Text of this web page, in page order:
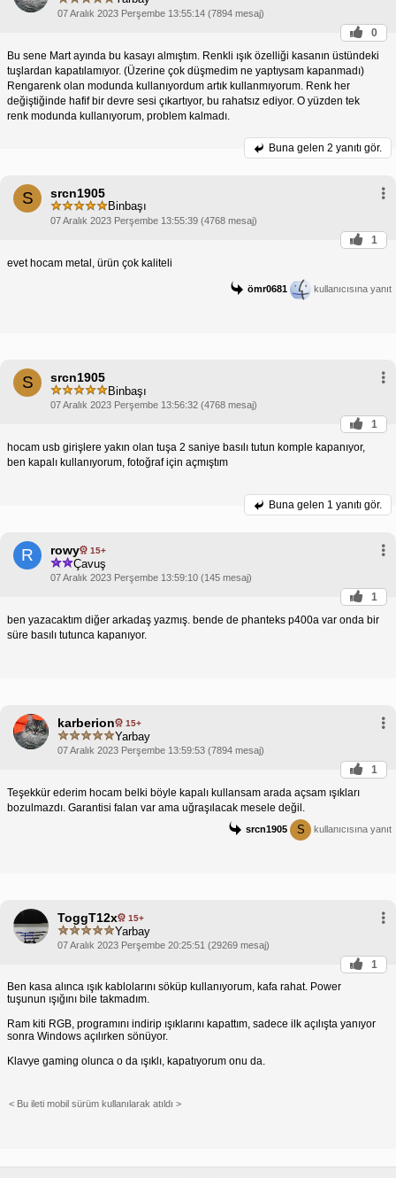
07 Aralık 2023 Perşembe 13:55:14 (7894 mesaj)
0
Bu sene Mart ayında bu kasayı almıştım. Renkli ışık özelliği kasanın üstündeki
tuşlardan kapatılamıyor. (Üzerine çok düşmedim ne yaptıysam kapanmadı)
Rengarenk olan modunda kullanıyordum artık kullanmıyorum. Renk her
değiştiğinde hafif bir devre sesi çıkartıyor, bu rahatsız ediyor. O yüzden tek
renk modunda kullanıyorum, problem kalmadı.
Buna gelen 2 yanıtı gör.
S srcn1905
Binbaşı
07 Aralık 2023 Perşembe 13:55:39 (4768 mesaj)
1
evet hocam metal, ürün çok kaliteli
ömr0681 kullanıcısına yanıt
S srcn1905
Binbaşı
07 Aralık 2023 Perşembe 13:56:32 (4768 mesaj)
1
hocam usb girişlere yakın olan tuşa 2 saniye basılı tutun komple kapanıyor,
ben kapalı kullanıyorum, fotoğraf için açmıştım
Buna gelen 1 yanıtı gör.
R rowy 15+
Çavuş
07 Aralık 2023 Perşembe 13:59:10 (145 mesaj)
1
ben yazacaktım diğer arkadaş yazmış. bende de phanteks p400a var onda bir
süre basılı tutunca kapanıyor.
karberion 15+
Yarbay
07 Aralık 2023 Perşembe 13:59:53 (7894 mesaj)
1
Teşekkür ederim hocam belki böyle kapalı kullansam arada açsam ışıkları
bozulmazdı. Garantisi falan var ama uğraşılacak mesele değil.
srcn1905 S kullanıcısına yanıt
ToggT12x 15+
Yarbay
07 Aralık 2023 Perşembe 20:25:51 (29269 mesaj)
1
Ben kasa alınca ışık kablolarını söküp kullanıyorum, kafa rahat. Power
tuşunun ışığını bile takmadım.
Ram kiti RGB, programını indirip ışıklarını kapattım, sadece ilk açılışta yanıyor
sonra Windows açılırken sönüyor.
Klavye gaming olunca o da ışıklı, kapatıyorum onu da.
< Bu ileti mobil sürüm kullanılarak atıldı >